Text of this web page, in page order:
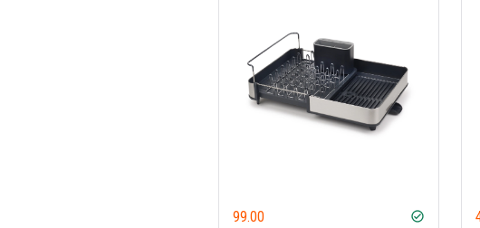
99.00 check_circle